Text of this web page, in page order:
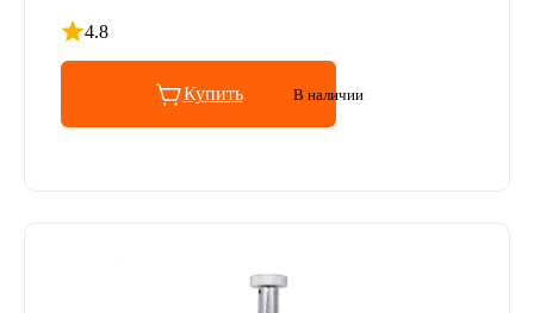
4.8
Рейтинг 4.8 из 5
Купить В наличии